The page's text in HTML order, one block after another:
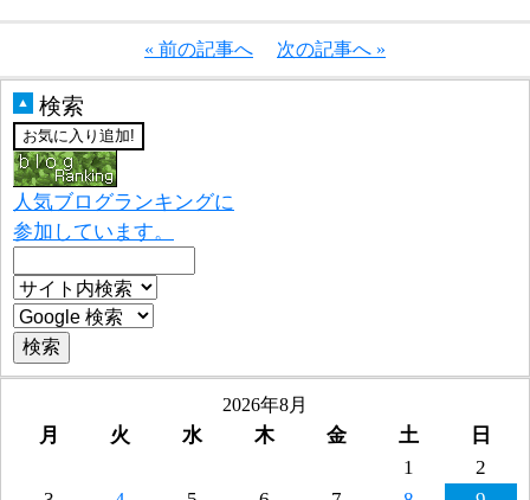
« 前の記事へ 次の記事へ »
▲ 検索
人気ブログランキングに
参加しています。
2026年8月
月 火 水 木 金 土
日
1
2